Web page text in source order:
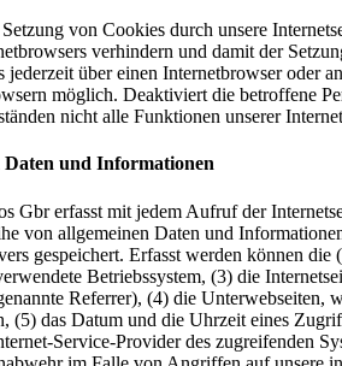
von Cookies durch unsere
verhindern und damit der
jederzeit über einen Internetbrowser oder
möglich. Deaktiviert die betroffene
nicht alle Funktionen unserer
Daten und Informationen
Gbr erfasst mit jedem Aufruf der
von allgemeinen Daten und
gespeichert. Erfasst werden können
Betriebssystem, (3) die
Referrer), (4) die Unterwebseiten,
(5) das Datum und die Uhrzeit eines
Service-Provider des zugreifenden